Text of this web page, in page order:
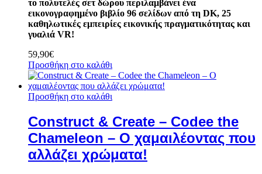
το πολυτελές σετ δώρου περιλαμβάνει ένα
εικονογραφημένο βιβλίο 96 σελίδων από τη DK, 25
καθηλωτικές εμπειρίες εικονικής πραγματικότητας και
γυαλιά VR!
59,90€
Προσθήκη στο καλάθι
Προσθήκη στο καλάθι
Construct & Create – Codee the
Chameleon – Ο χαμαιλέοντας που
αλλάζει χρώματα!